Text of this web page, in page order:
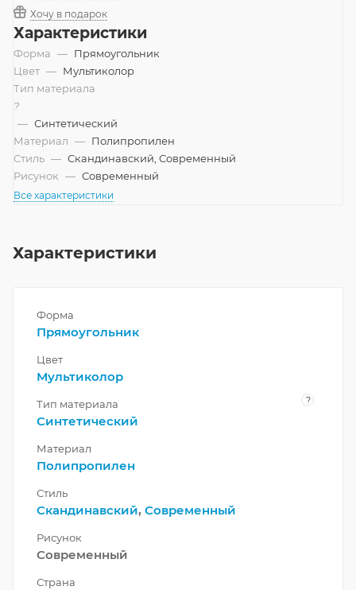
Хочу в подарок
Характеристики
Форма — Прямоугольник
Цвет — Мультиколор
Тип материала
?
— Синтетический
Материал — Полипропилен
Стиль — Скандинавский, Современный
Рисунок — Современный
Все характеристики
Характеристики
Форма
Прямоугольник
Цвет
Мультиколор
Тип материала ?
Синтетический
Материал
Полипропилен
Стиль
Скандинавский, Современный
Рисунок
Современный
Страна